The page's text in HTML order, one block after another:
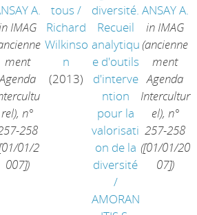
A.
IMAG
ment
rel), n°
258
01/2
007])
tous /
Richard
Wilkinso
n
(2013)
diversité.
Recueil
analytiqu
e d'outils
d'interve
ntion
pour la
valorisati
on de la
diversité
/
AMORAN
ANSAY A.
in IMAG
(ancienne
ment
Agenda
Intercultur
el), n°
257-258
([01/01/20
07])